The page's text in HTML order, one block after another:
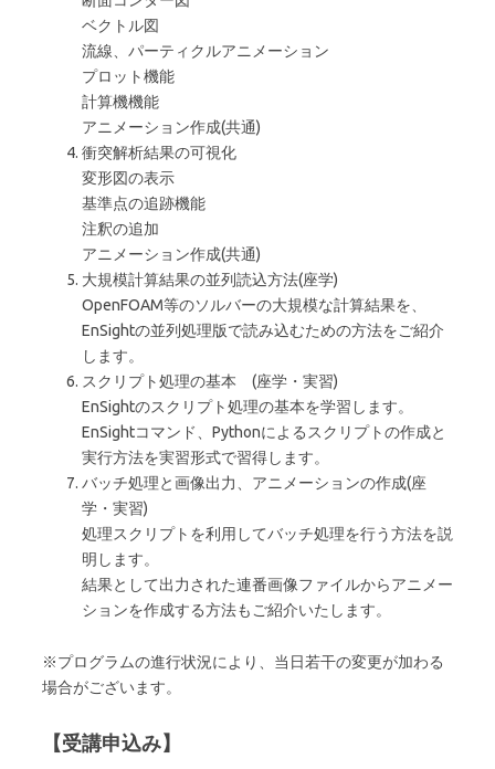
ベクトル図
流線、パーティクルアニメーション
プロット機能
計算機機能
アニメーション作成(共通)
衝突解析結果の可視化
変形図の表示
基準点の追跡機能
注釈の追加
アニメーション作成(共通)
大規模計算結果の並列読込方法(座学)
OpenFOAM等のソルバーの大規模な計算結果を、
EnSightの並列処理版で読み込むための方法をご紹介
します。
スクリプト処理の基本 (座学・実習)
EnSightのスクリプト処理の基本を学習します。
EnSightコマンド、Pythonによるスクリプトの作成と
実行方法を実習形式で習得します。
バッチ処理と画像出力、アニメーションの作成(座
学・実習)
処理スクリプトを利用してバッチ処理を行う方法を説
明します。
結果として出力された連番画像ファイルからアニメー
ションを作成する方法もご紹介いたします。
※プログラムの進行状況により、当日若干の変更が加わる
場合がございます。
【受講申込み】